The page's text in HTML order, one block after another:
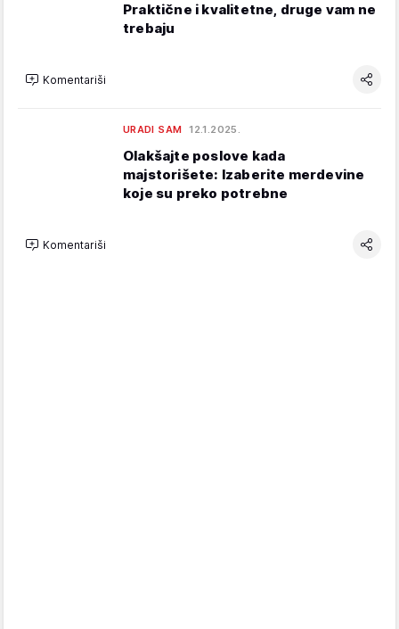
Praktične i kvalitetne, druge vam ne
trebaju
Komentariši
URADI SAM 12.1.2025.
Olakšajte poslove kada
majstorišete: Izaberite merdevine
koje su preko potrebne
Komentariši